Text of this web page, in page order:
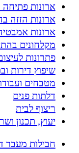
ארונות
ארונות הזזה
ארונות
מקלחונים
פתרונות
שיפוץ דירות
מטבחים
דלתות פנים
ריצוף לבית
יעוץ, תכנון
חבילות מעבר